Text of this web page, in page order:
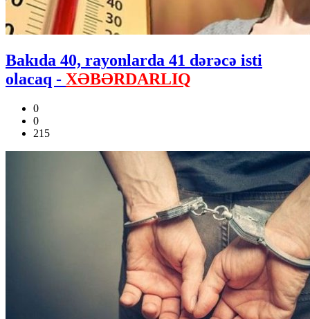
Bakıda 40, rayonlarda 41 dərəcə isti
olacaq - XƏBƏRDARLIQ
0
0
215